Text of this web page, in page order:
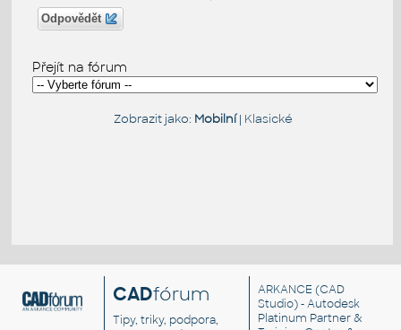
Odpovědět
Přejít na fórum
Zobrazit jako: Mobilní| Klasické
CADfórum
Tipy, triky, podpora,
ARKANCE (CAD
Studio) - Autodesk
Platinum Partner &